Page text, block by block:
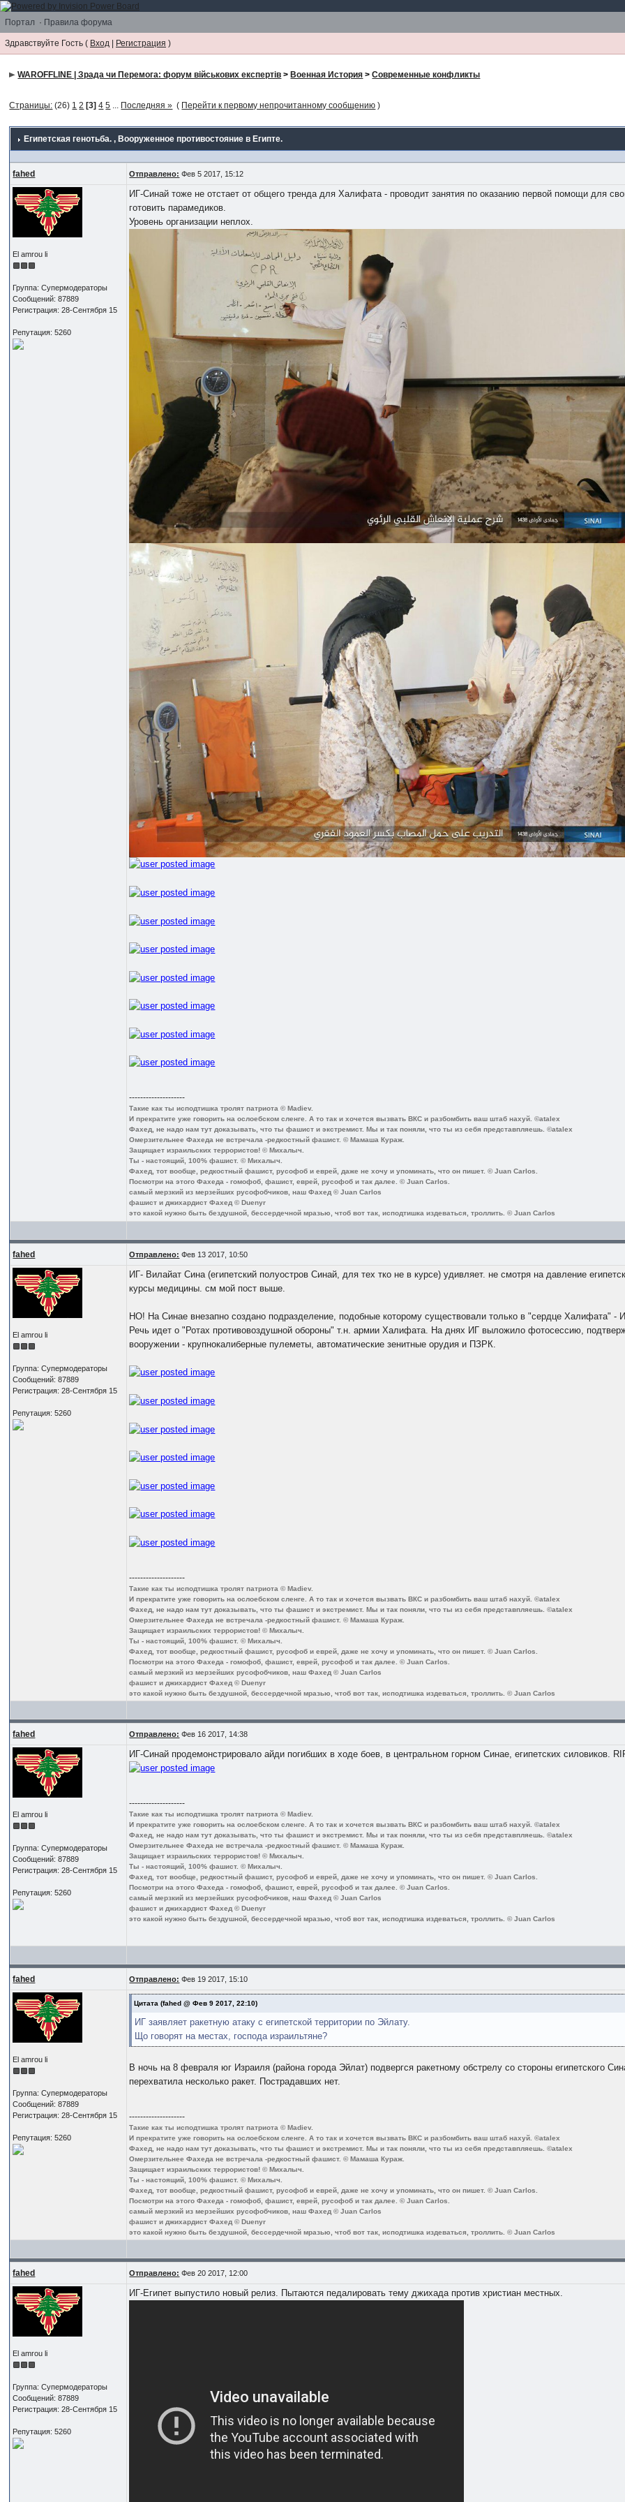
Портал · Правила форума
Здравствуйте Гость ( Вход | Регистрация )
WAROFFLINE | Зрада чи Перемога: форум військових експертів >Военная История >Современные конфликты
Страницы: (26) 1 2 [3] 4 5 ... Последняя » ( Перейти к первому непрочитанному сообщению )
Египетская генотьба., Вооруженное противостояние в Египте.
fahed Отправлено: Фев 5 2017, 15:12
El amrou li
Группа: Супермодераторы
Сообщений: 87889
Регистрация: 28-Сентября 15
Репутация: 5260
ИГ-Синай тоже не отстает от общего тренда для Халифата - проводит занятия по оказанию первой помощи для
готовить парамедиков.
Уровень организации неплох.
--------------------
Такие как ты исподтишка тролят патриота © Madiev.
И прекратите уже говорить на ослоебском сленге. А то так и хочется вызвать ВКС и разбомбить ваш штаб нахуй. ©atalex
Фахед, не надо нам тут доказывать, что ты фашист и экстремист. Мы и так поняли, что ты из себя представпляешь. ©atalex
Омерзительнее Фахеда не встречала -редкостный фашист. © Мамаша Кураж.
Защищает израильских террористов! © Михалыч.
Ты - настоящий, 100% фашист. © Михалыч.
Фахед, тот вообще, редкостный фашист, русофоб и еврей, даже не хочу и упоминать, что он пишет. © Juan Carlos.
Посмотри на этого Фахеда - гомофоб, фашист, еврей, русофоб и так далее. © Juan Carlos.
самый мерзкий из мерзейших русофобчиков, наш Фахед © Juan Carlos
фашист и джихардист Фахед © Duenyr
это какой нужно быть бездушной, бессердечной мразью, чтоб вот так, исподтишка издеваться, троллить. © Juan Carlos
fahed Отправлено: Фев 13 2017, 10:50
El amrou li
Группа: Супермодераторы
Сообщений: 87889
Регистрация: 28-Сентября 15
Репутация: 5260
ИГ- Вилайат Сина (египетский полуостров Синай, для тех тко не в курсе) удивляет. не смотря на давление
курсы медицины. см мой пост выше.
НО! На Синае внезапно создано подразделение, подобные которому существовали только в "сердце Халифата" -
Речь идет о "Ротах противовоздушной обороны" т.н. армии Халифата. На днях ИГ выложило фотосессию,
вооружении - крупнокалиберные пулеметы, автоматические зенитные орудия и ПЗРК.
--------------------
Такие как ты исподтишка тролят патриота © Madiev.
И прекратите уже говорить на ослоебском сленге. А то так и хочется вызвать ВКС и разбомбить ваш штаб нахуй. ©atalex
Фахед, не надо нам тут доказывать, что ты фашист и экстремист. Мы и так поняли, что ты из себя представпляешь. ©atalex
Омерзительнее Фахеда не встречала -редкостный фашист. © Мамаша Кураж.
Защищает израильских террористов! © Михалыч.
Ты - настоящий, 100% фашист. © Михалыч.
Фахед, тот вообще, редкостный фашист, русофоб и еврей, даже не хочу и упоминать, что он пишет. © Juan Carlos.
Посмотри на этого Фахеда - гомофоб, фашист, еврей, русофоб и так далее. © Juan Carlos.
самый мерзкий из мерзейших русофобчиков, наш Фахед © Juan Carlos
фашист и джихардист Фахед © Duenyr
это какой нужно быть бездушной, бессердечной мразью, чтоб вот так, исподтишка издеваться, троллить. © Juan Carlos
fahed Отправлено: Фев 16 2017, 14:38
El amrou li
Группа: Супермодераторы
Сообщений: 87889
Регистрация: 28-Сентября 15
Репутация: 5260
ИГ-Синай продемонстрировало айди погибших в ходе боев, в центральном горном Синае, египетских силовиков.
--------------------
Такие как ты исподтишка тролят патриота © Madiev.
И прекратите уже говорить на ослоебском сленге. А то так и хочется вызвать ВКС и разбомбить ваш штаб нахуй. ©atalex
Фахед, не надо нам тут доказывать, что ты фашист и экстремист. Мы и так поняли, что ты из себя представпляешь. ©atalex
Омерзительнее Фахеда не встречала -редкостный фашист. © Мамаша Кураж.
Защищает израильских террористов! © Михалыч.
Ты - настоящий, 100% фашист. © Михалыч.
Фахед, тот вообще, редкостный фашист, русофоб и еврей, даже не хочу и упоминать, что он пишет. © Juan Carlos.
Посмотри на этого Фахеда - гомофоб, фашист, еврей, русофоб и так далее. © Juan Carlos.
самый мерзкий из мерзейших русофобчиков, наш Фахед © Juan Carlos
фашист и джихардист Фахед © Duenyr
это какой нужно быть бездушной, бессердечной мразью, чтоб вот так, исподтишка издеваться, троллить. © Juan Carlos
fahed Отправлено: Фев 19 2017, 15:10
El amrou li
Группа: Супермодераторы
Сообщений: 87889
Регистрация: 28-Сентября 15
Репутация: 5260
Цитата (fahed @ Фев 9 2017, 22:10)
ИГ заявляет ракетную атаку с египетской территории по Эйлату.
Що говорят на местах, господа израильтяне?
В ночь на 8 февраля юг Израиля (района города Эйлат) подвергся ракетному обстрелу со стороны египетского
перехватила несколько ракет. Пострадавших нет.
--------------------
Такие как ты исподтишка тролят патриота © Madiev.
И прекратите уже говорить на ослоебском сленге. А то так и хочется вызвать ВКС и разбомбить ваш штаб нахуй. ©atalex
Фахед, не надо нам тут доказывать, что ты фашист и экстремист. Мы и так поняли, что ты из себя представпляешь. ©atalex
Омерзительнее Фахеда не встречала -редкостный фашист. © Мамаша Кураж.
Защищает израильских террористов! © Михалыч.
Ты - настоящий, 100% фашист. © Михалыч.
Фахед, тот вообще, редкостный фашист, русофоб и еврей, даже не хочу и упоминать, что он пишет. © Juan Carlos.
Посмотри на этого Фахеда - гомофоб, фашист, еврей, русофоб и так далее. © Juan Carlos.
самый мерзкий из мерзейших русофобчиков, наш Фахед © Juan Carlos
фашист и джихардист Фахед © Duenyr
это какой нужно быть бездушной, бессердечной мразью, чтоб вот так, исподтишка издеваться, троллить. © Juan Carlos
fahed Отправлено: Фев 20 2017, 12:00
El amrou li
Группа: Супермодераторы
Сообщений: 87889
Регистрация: 28-Сентября 15
Репутация: 5260
ИГ-Египет выпустило новый релиз. Пытаются педалировать тему джихада против христиан местных.